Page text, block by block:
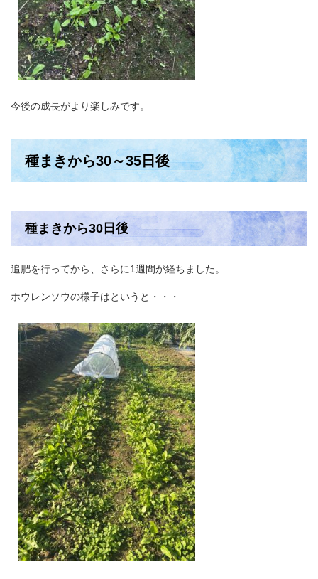
今後の成長がより楽しみです。
種まきから30～35日後
種まきから30日後
追肥を行ってから、さらに1週間が経ちました。
ホウレンソウの様子はというと・・・